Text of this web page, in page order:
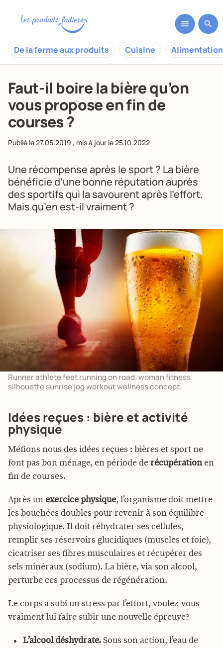
De la ferme aux produits Cuisine
Faut-il boire la bière qu’on
vous propose en fin de
courses ?
Publié le27.05.2019 , mis à jour le25.10.2022
Une récompense après le sport ? La bière
bénéficie d’une bonne réputation auprès
des sportifs qui la savourent après l’effort.
Mais qu’en est-il vraiment ?
Runner athlete feet running on road. woman fitness
silhouette sunrise jog workout wellness concept.
Idées reçues : bière et activité
physique
Méfions nous des idées reçues : bières et sport ne
font pas bon ménage, en période de récupérationen
fin de courses.
Après un exercice physique, l’organisme doit mettre
les bouchées doubles pour revenir à son équilibre
physiologique. Il doit réhydrater ses cellules,
remplir ses réservoirs glucidiques (muscles et foie),
cicatriser ses fibres musculaires et récupérer des
sels minéraux (sodium). La bière, via son alcool,
perturbe ces processus de régénération.
Le corps a subi un stress par l’effort, voulez-vous
vraiment lui faire subir une nouvelle épreuve?
L’alcool déshydrate. Sous son action, l’eau de